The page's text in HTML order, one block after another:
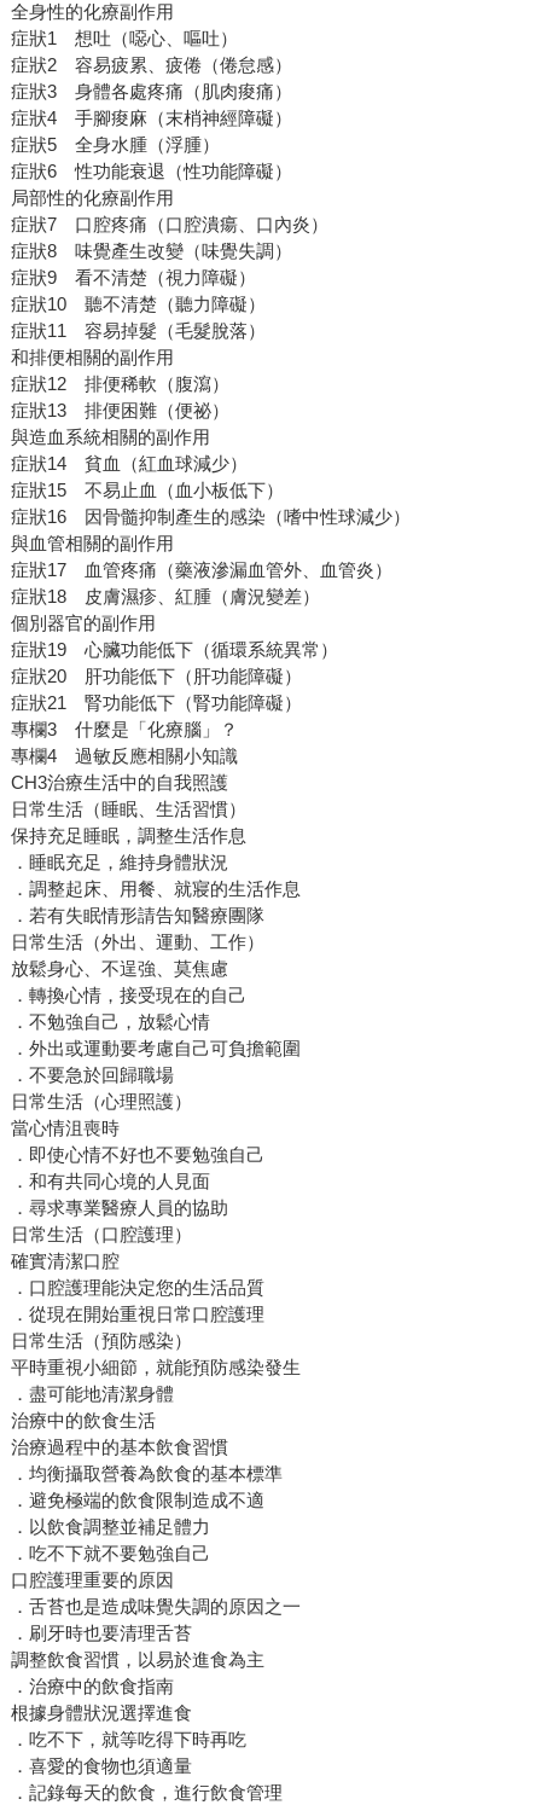
全身性的化療副作用
症狀1 想吐（噁心、嘔吐）
症狀2 容易疲累、疲倦（倦怠感）
症狀3 身體各處疼痛（肌肉痠痛）
症狀4 手腳痠麻（末梢神經障礙）
症狀5 全身水腫（浮腫）
症狀6 性功能衰退（性功能障礙）
局部性的化療副作用
症狀7 口腔疼痛（口腔潰瘍、口內炎）
症狀8 味覺產生改變（味覺失調）
症狀9 看不清楚（視力障礙）
症狀10 聽不清楚（聽力障礙）
症狀11 容易掉髮（毛髮脫落）
和排便相關的副作用
症狀12 排便稀軟（腹瀉）
症狀13 排便困難（便祕）
與造血系統相關的副作用
症狀14 貧血（紅血球減少）
症狀15 不易止血（血小板低下）
症狀16 因骨髓抑制產生的感染（嗜中性球減少）
與血管相關的副作用
症狀17 血管疼痛（藥液滲漏血管外、血管炎）
症狀18 皮膚濕疹、紅腫（膚況變差）
個別器官的副作用
症狀19 心臟功能低下（循環系統異常）
症狀20 肝功能低下（肝功能障礙）
症狀21 腎功能低下（腎功能障礙）
專欄3 什麼是「化療腦」？
專欄4 過敏反應相關小知識
CH3治療生活中的自我照護
日常生活（睡眠、生活習慣）
保持充足睡眠，調整生活作息
．睡眠充足，維持身體狀況
．調整起床、用餐、就寢的生活作息
．若有失眠情形請告知醫療團隊
日常生活（外出、運動、工作）
放鬆身心、不逞強、莫焦慮
．轉換心情，接受現在的自己
．不勉強自己，放鬆心情
．外出或運動要考慮自己可負擔範圍
．不要急於回歸職場
日常生活（心理照護）
當心情沮喪時
．即使心情不好也不要勉強自己
．和有共同心境的人見面
．尋求專業醫療人員的協助
日常生活（口腔護理）
確實清潔口腔
．口腔護理能決定您的生活品質
．從現在開始重視日常口腔護理
日常生活（預防感染）
平時重視小細節，就能預防感染發生
．盡可能地清潔身體
治療中的飲食生活
治療過程中的基本飲食習慣
．均衡攝取營養為飲食的基本標準
．避免極端的飲食限制造成不適
．以飲食調整並補足體力
．吃不下就不要勉強自己
口腔護理重要的原因
．舌苔也是造成味覺失調的原因之一
．刷牙時也要清理舌苔
調整飲食習慣，以易於進食為主
．治療中的飲食指南
根據身體狀況選擇進食
．吃不下，就等吃得下時再吃
．喜愛的食物也須適量
．記錄每天的飲食，進行飲食管理